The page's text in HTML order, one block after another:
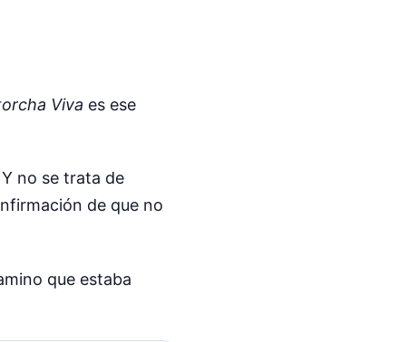
Viva es ese
no se trata de
de que no
que estaba